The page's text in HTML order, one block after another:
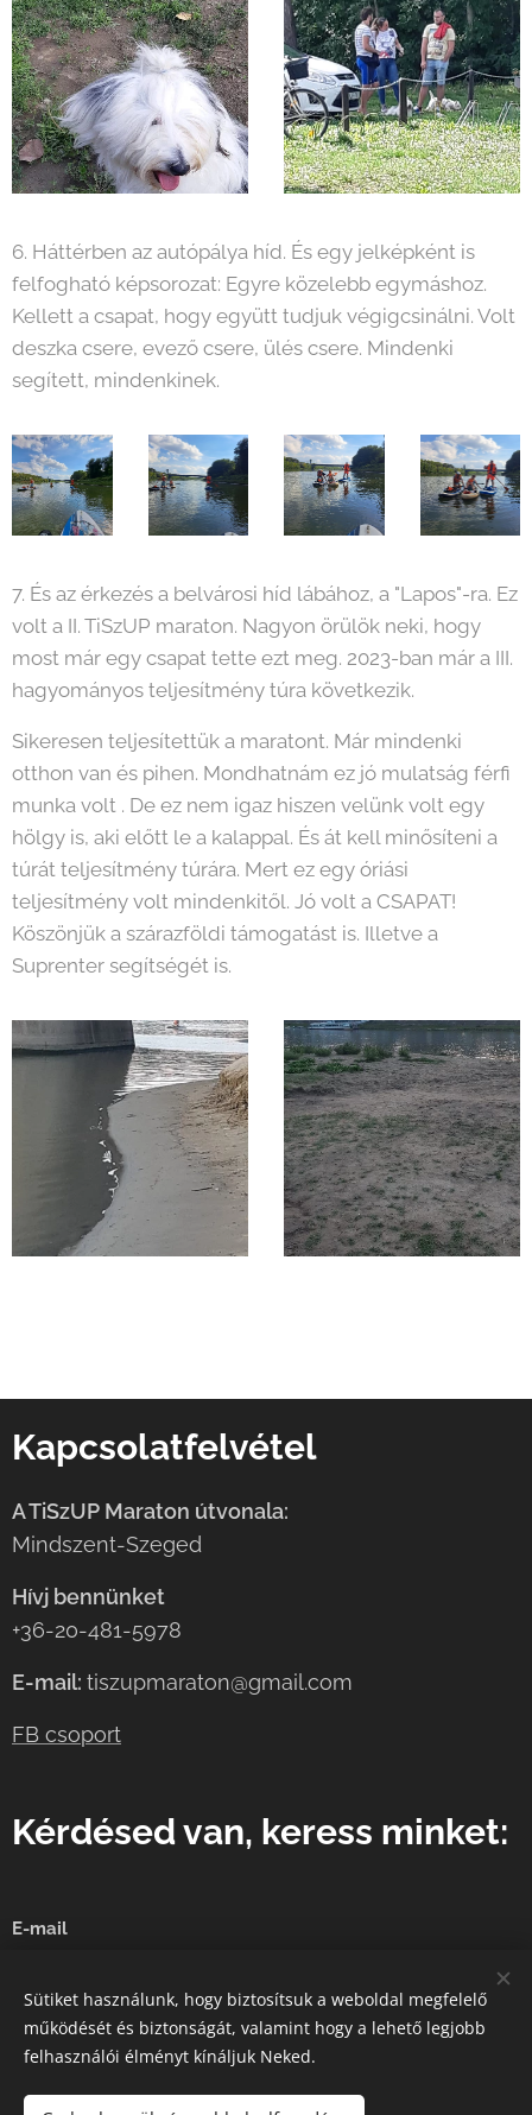
6. Háttérben az autópálya híd. És egy jelképként is
felfogható képsorozat: Egyre közelebb egymáshoz.
Kellett a csapat, hogy együtt tudjuk végigcsinálni. Volt
deszka csere, evező csere, ülés csere. Mindenki
segített, mindenkinek.
7. És az érkezés a belvárosi híd lábához, a "Lapos"-ra. Ez
volt a II. TiSzUP maraton. Nagyon örülök neki, hogy
most már egy csapat tette ezt meg. 2023-ban már a III.
hagyományos teljesítmény túra következik.
Sikeresen teljesítettük a maratont. Már mindenki
otthon van és pihen. Mondhatnám ez jó mulatság férfi
munka volt . De ez nem igaz hiszen velünk volt egy
hölgy is, aki előtt le a kalappal. És át kell minősíteni a
túrát teljesítmény túrára. Mert ez egy óriási
teljesítmény volt mindenkitől. Jó volt a CSAPAT!
Köszönjük a szárazföldi támogatást is. Illetve a
Suprenter segítségét is.
Kapcsolatfelvétel
A TiSzUP Maraton útvonala:
Mindszent-Szeged
Hívj bennünket
+36-20-481-5978
E-mail: tiszupmaraton@gmail.com
FB csoport
Kérdésed van, keress minket:
E-mail
Sütiket használunk, hogy biztosítsuk a weboldal megfelelő
működését és biztonságát, valamint hogy a lehető legjobb
felhasználói élményt kínáljuk Neked.